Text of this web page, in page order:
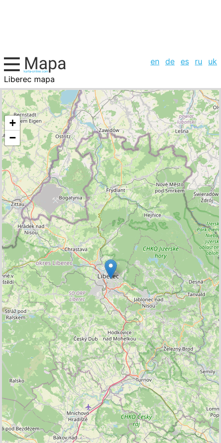
en de es ru
uk
Liberec mapa
, la lista de ciudades
+
−